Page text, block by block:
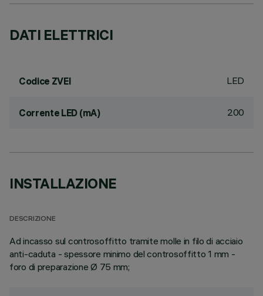
DATI ELETTRICI
Codice ZVEI LED
Corrente LED (mA) 200
INSTALLAZIONE
DESCRIZIONE
Ad incasso sul controsoffitto tramite molle in filo di acciaio
anti-caduta - spessore minimo del controsoffitto 1 mm -
foro di preparazione Ø 75 mm;